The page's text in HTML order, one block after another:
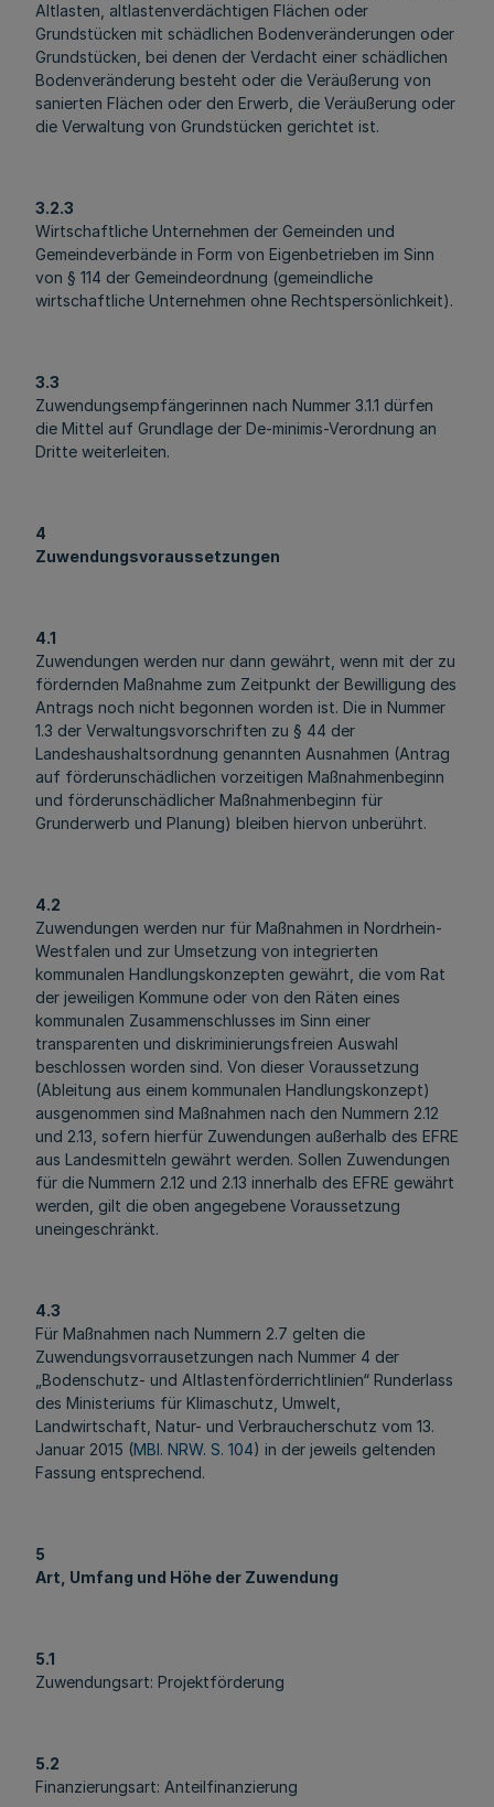
Altlasten, altlastenverdächtigen Flächen oder
Grundstücken mit schädlichen Bodenveränderungen oder
Grundstücken, bei denen der Verdacht einer schädlichen
Bodenveränderung besteht oder die Veräußerung von
sanierten Flächen oder den Erwerb, die Veräußerung oder
die Verwaltung von Grundstücken gerichtet ist.
3.2.3
Wirtschaftliche Unternehmen der Gemeinden und
Gemeindeverbände in Form von Eigenbetrieben im Sinn
von § 114 der Gemeindeordnung (gemeindliche
wirtschaftliche Unternehmen ohne Rechtspersönlichkeit).
3.3
Zuwendungsempfängerinnen nach Nummer 3.1.1 dürfen
die Mittel auf Grundlage der De-minimis-Verordnung an
Dritte weiterleiten.
4
Zuwendungsvoraussetzungen
4.1
Zuwendungen werden nur dann gewährt, wenn mit der zu
fördernden Maßnahme zum Zeitpunkt der Bewilligung des
Antrags noch nicht begonnen worden ist. Die in Nummer
1.3 der Verwaltungsvorschriften zu § 44 der
Landeshaushaltsordnung genannten Ausnahmen (Antrag
auf förderunschädlichen vorzeitigen Maßnahmenbeginn
und förderunschädlicher Maßnahmenbeginn für
Grunderwerb und Planung) bleiben hiervon unberührt.
4.2
Zuwendungen werden nur für Maßnahmen in Nordrhein-
Westfalen und zur Umsetzung von integrierten
kommunalen Handlungskonzepten gewährt, die vom Rat
der jeweiligen Kommune oder von den Räten eines
kommunalen Zusammenschlusses im Sinn einer
transparenten und diskriminierungsfreien Auswahl
beschlossen worden sind. Von dieser Voraussetzung
(Ableitung aus einem kommunalen Handlungskonzept)
ausgenommen sind Maßnahmen nach den Nummern 2.12
und 2.13, sofern hierfür Zuwendungen außerhalb des EFRE
aus Landesmitteln gewährt werden. Sollen Zuwendungen
für die Nummern 2.12 und 2.13 innerhalb des EFRE gewährt
werden, gilt die oben angegebene Voraussetzung
uneingeschränkt.
4.3
Für Maßnahmen nach Nummern 2.7 gelten die
Zuwendungsvorrausetzungen nach Nummer 4 der
„Bodenschutz- und Altlastenförderrichtlinien“ Runderlass
des Ministeriums für Klimaschutz, Umwelt,
Landwirtschaft, Natur- und Verbraucherschutz vom 13.
Januar 2015 (MBl. NRW. S. 104) in der jeweils geltenden
Fassung entsprechend.
5
Art, Umfang und Höhe der Zuwendung
5.1
Zuwendungsart: Projektförderung
5.2
Finanzierungsart: Anteilfinanzierung